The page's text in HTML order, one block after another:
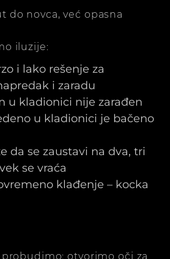
do novca, već opasna
iluzije:
i lako rešenje za
i zaradu
u kladionici nije zarađen
u kladionici je bačeno
da se zaustavi na dva, tri
se vraća
klađenje – kocka
otvorimo oči za